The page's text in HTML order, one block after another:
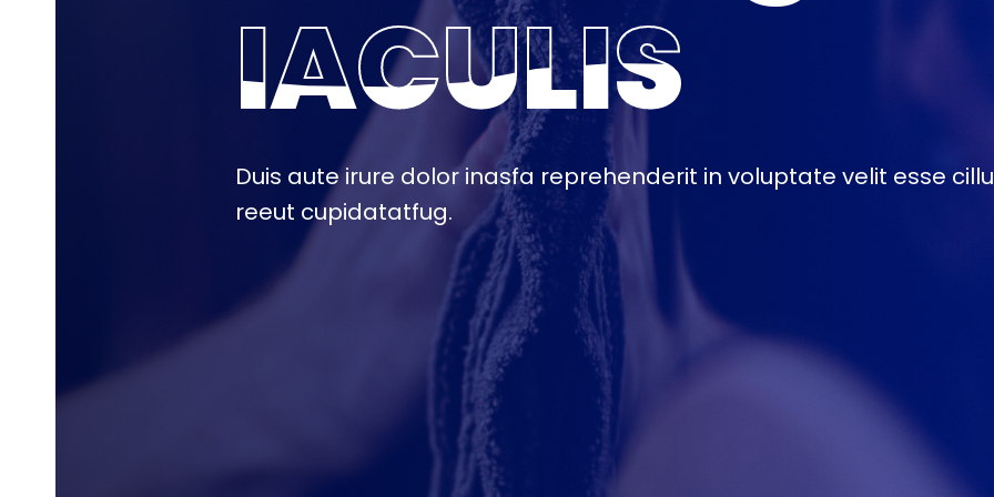
IACULIS
IACULIS
Duis aute irure dolor inasfa reprehenderit in voluptate velit esse
reeut cupidatatfug.